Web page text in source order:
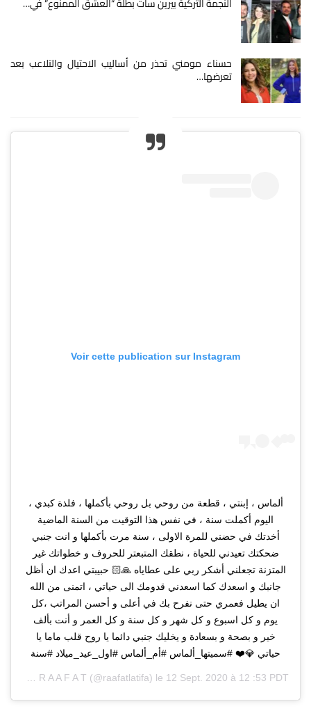
حسناء مومني تحذر من أساليب الاحتيال والتلاعب بعد
تعرضها…
Voir cette publication sur Instagram
ألماس ، إبنتي ، قطعة من روحي بل روحي بأكملها ، فلذة كبدي ،
اليوم أكملت سنة ، في نفس هذا التوقيت من السنة الماضية
أخدتك في حضني للمرة الاولى ، سنة مرت بأكملها و انت جنبي
ضحكتك تعيدني للحياة ، نطقك المتبعتر للحروف و خطواتك غير
المتزنة تجعلني أشكر ربي على عطاياه 🙏🏻 حبيبتي اعدك ان أظل
جانبك و اسعدك كما اسعدني قدومك الى حياتي ، اتمنى من الله
ان يطيل فعمري حتى نفرح بك في أعلى و أحسن المراتب ،كل
يوم و كل اسبوع و كل شهر و كل سنة و كل العمر و أنت بألف
خير و بصحة و بسعادة و يخليك جنبي دائما يا روح قلب ماما يا
حياتي 💎❤️ #سميتها_ألماس #أم_ألماس #اول_عيد_ميلاد #سنة
L A T I F A R A A F A T (@raafatlatifa) le 12 Sept. 2020 à 12 :53 PDT